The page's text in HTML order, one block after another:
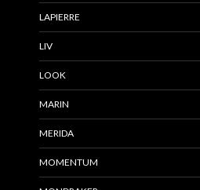
LAPIERRE
LIV
LOOK
MARIN
MERIDA
MOMENTUM